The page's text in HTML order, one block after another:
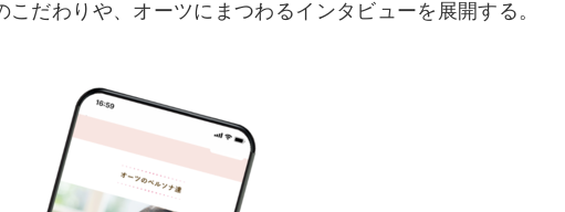
だわりや、オーツにまつわるインタビューを展開する。